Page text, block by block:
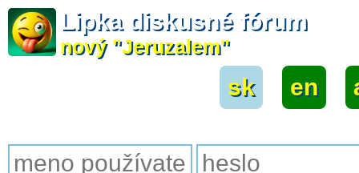
Lipka diskusné fórum
nový "Jeruzalem"
sk en